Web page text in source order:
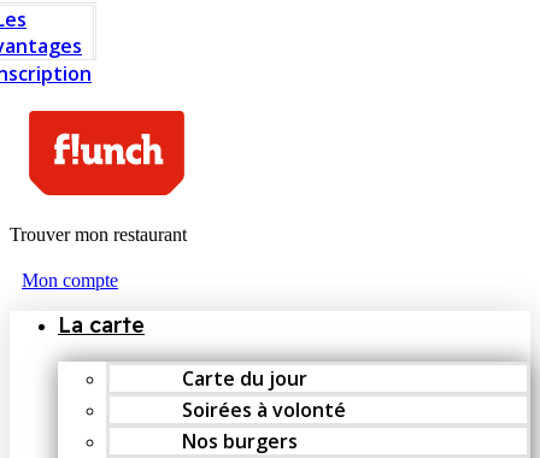
Trouver mon restaurant
Mon compte
La carte
Carte du jour
Soirées à volonté
Nos burgers